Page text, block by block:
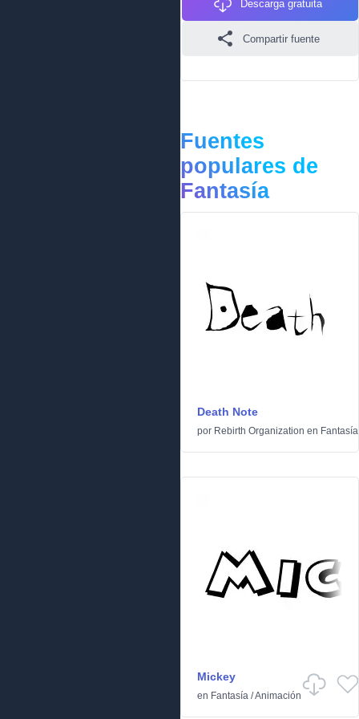
Descarga gratuita
Compartir fuente
Fuentes
populares de
Fantasía
Death Note
por Rebirth Organization en Fantasía
Mickey
en Fantasía /Animación